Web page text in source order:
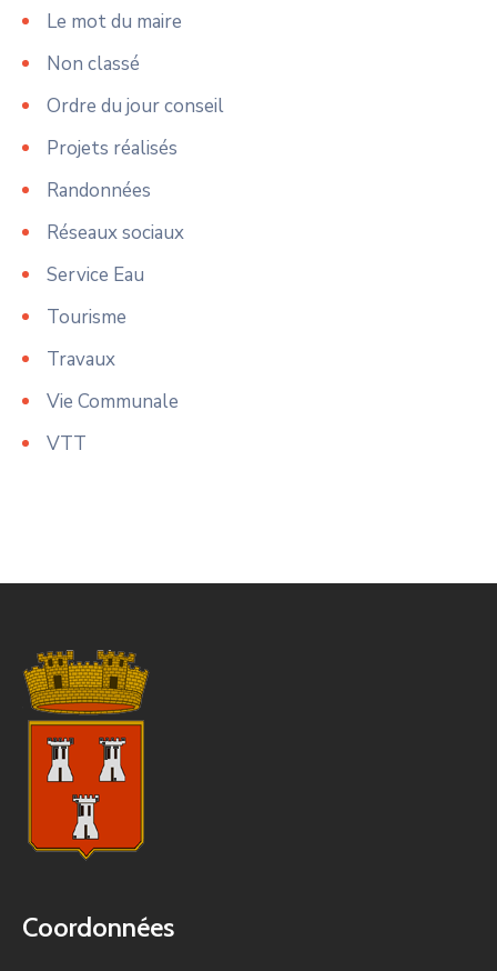
Le mot du maire
Non classé
Ordre du jour conseil
Projets réalisés
Randonnées
Réseaux sociaux
Service Eau
Tourisme
Travaux
Vie Communale
VTT
Coordonnées